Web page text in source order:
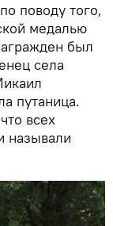
поводу того,
медалью
был
села
путаница.
всех
называли